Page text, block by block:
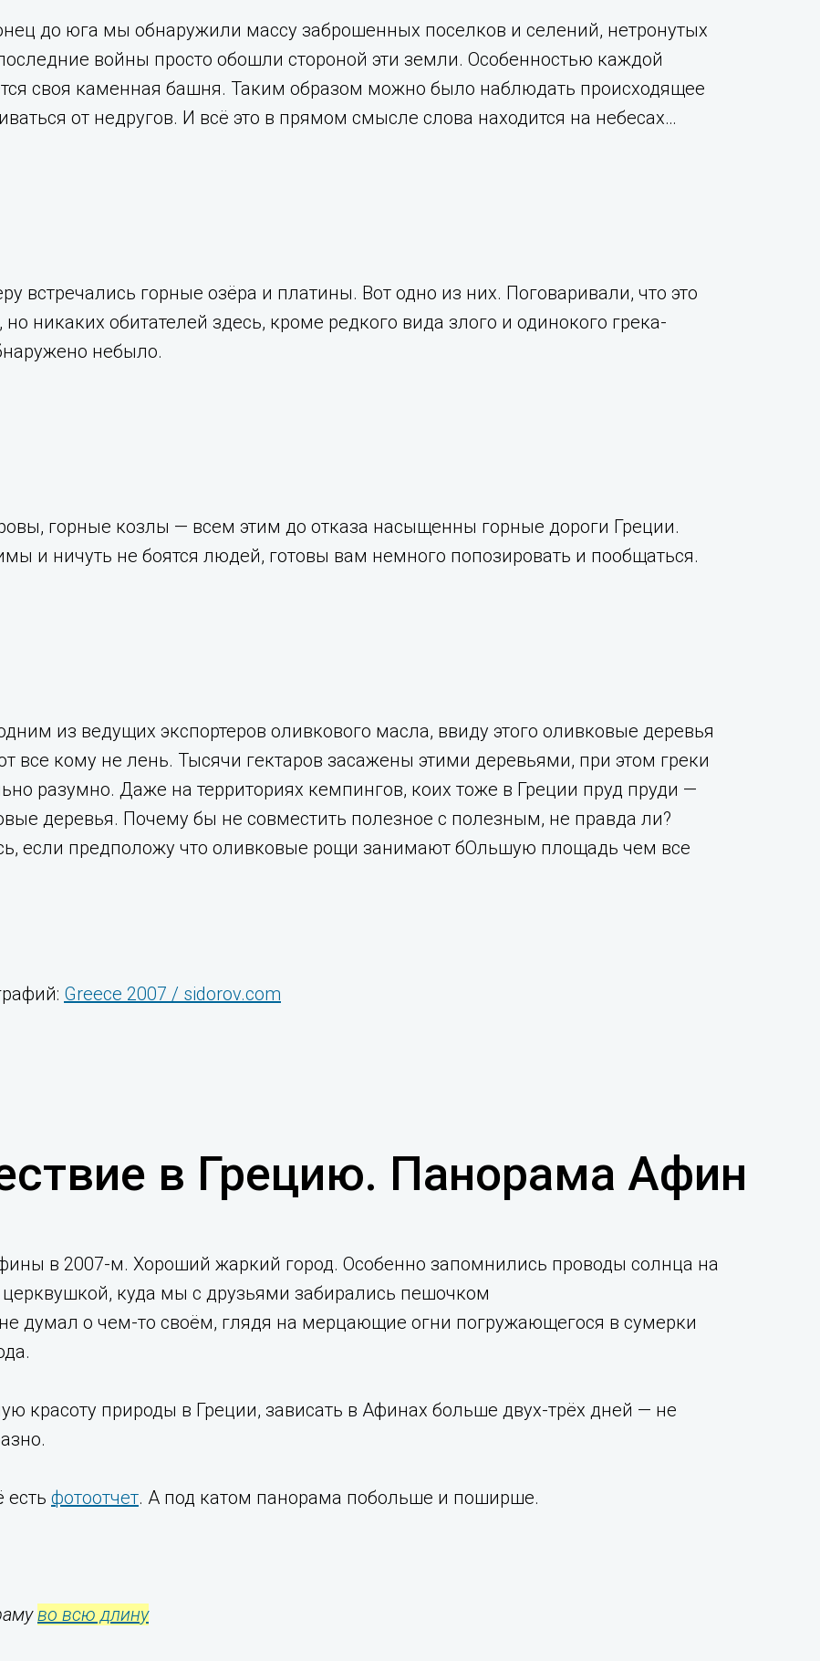
до юга мы обнаружили массу заброшенных поселков и селений, нетронутых
войны просто обошли стороной эти земли. Особенностью каждой
своя каменная башня. Таким образом можно было наблюдать происходящее
от недругов. И всё это в прямом смысле слова находится на небесах…
встречались горные озёра и платины. Вот одно из них. Поговаривали, что это
никаких обитателей здесь, кроме редкого вида злого и одинокого грека-
небыло.
горные козлы — всем этим до отказа насыщенны горные дороги Греции.
и ничуть не боятся людей, готовы вам немного попозировать и пообщаться.
из ведущих экспортеров оливкового масла, ввиду этого оливковые деревья
все кому не лень. Тысячи гектаров засажены этими деревьями, при этом греки
разумно. Даже на территориях кемпингов, коих тоже в Греции пруд пруди —
деревья. Почему бы не совместить полезное с полезным, не правда ли?
если предположу что оливковые рощи занимают бОльшую площадь чем все
Greece 2007 / sidorov.com
в Грецию. Панорама Афин
в 2007-м. Хороший жаркий город. Особенно запомнились проводы солнца на
куда мы с друзьями забирались пешочком
думал о чем-то своём, глядя на мерцающие огни погружающегося в сумерки
красоту природы в Греции, зависать в Афинах больше двух-трёх дней — не
есть фотоотчет. А под катом панорама побольше и поширше.
во всю длину